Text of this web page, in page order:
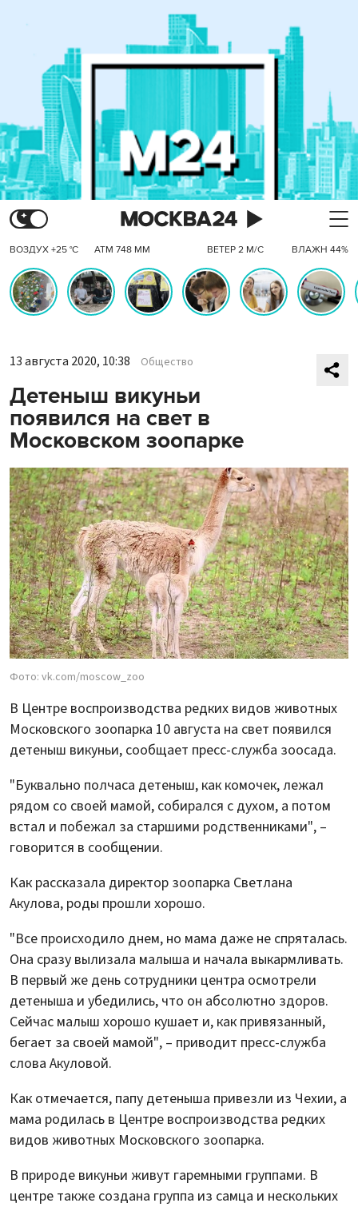
ВОЗДУХ +25 °C АТМ 748 ММ ВЕТЕР 2 М/С ВЛАЖН 44%
13 августа 2020, 10:38 Общество
Детеныш викуньи
появился на свет в
Московском зоопарке
Фото: vk.com/moscow_zoo
В Центре воспроизводства редких видов животных
Московского зоопарка 10 августа на свет появился
детеныш викуньи, сообщает пресс-служба зоосада.
"Буквально полчаса детеныш, как комочек, лежал
рядом со своей мамой, собирался с духом, а потом
встал и побежал за старшими родственниками", –
говорится в сообщении.
Как рассказала директор зоопарка Светлана
Акулова, роды прошли хорошо.
"Все происходило днем, но мама даже не спряталась.
Она сразу вылизала малыша и начала выкармливать.
В первый же день сотрудники центра осмотрели
детеныша и убедились, что он абсолютно здоров.
Сейчас малыш хорошо кушает и, как привязанный,
бегает за своей мамой", – приводит пресс-служба
слова Акуловой.
Как отмечается, папу детеныша привезли из Чехии, а
мама родилась в Центре воспроизводства редких
видов животных Московского зоопарка.
В природе викуньи живут гаремными группами. В
центре также создана группа из самца и нескольких